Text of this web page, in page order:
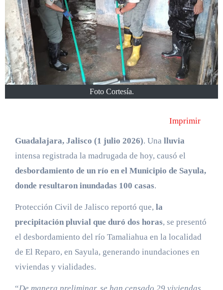
Foto Cortesía.
Imprimir
Guadalajara, Jalisco (1 julio 2026). Una lluvia
intensa registrada la madrugada de hoy, causó el
desbordamiento de un río en el Municipio de Sayula,
donde resultaron inundadas 100 casas.
Protección Civil de Jalisco reportó que, la
precipitación pluvial que duró dos horas, se presentó
el desbordamiento del río Tamaliahua en la localidad
de El Reparo, en Sayula, generando inundaciones en
viviendas y vialidades.